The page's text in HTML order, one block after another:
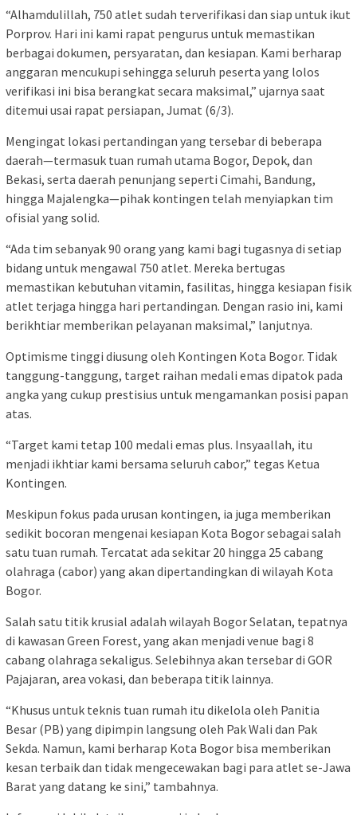
“Alhamdulillah, 750 atlet sudah terverifikasi dan siap untuk ikut
Porprov. Hari ini kami rapat pengurus untuk memastikan
berbagai dokumen, persyaratan, dan kesiapan. Kami berharap
anggaran mencukupi sehingga seluruh peserta yang lolos
verifikasi ini bisa berangkat secara maksimal,” ujarnya saat
ditemui usai rapat persiapan, Jumat (6/3).
Mengingat lokasi pertandingan yang tersebar di beberapa
daerah—termasuk tuan rumah utama Bogor, Depok, dan
Bekasi, serta daerah penunjang seperti Cimahi, Bandung,
hingga Majalengka—pihak kontingen telah menyiapkan tim
ofisial yang solid.
“Ada tim sebanyak 90 orang yang kami bagi tugasnya di setiap
bidang untuk mengawal 750 atlet. Mereka bertugas
memastikan kebutuhan vitamin, fasilitas, hingga kesiapan fisik
atlet terjaga hingga hari pertandingan. Dengan rasio ini, kami
berikhtiar memberikan pelayanan maksimal,” lanjutnya.
Optimisme tinggi diusung oleh Kontingen Kota Bogor. Tidak
tanggung-tanggung, target raihan medali emas dipatok pada
angka yang cukup prestisius untuk mengamankan posisi papan
atas.
“Target kami tetap 100 medali emas plus. Insyaallah, itu
menjadi ikhtiar kami bersama seluruh cabor,” tegas Ketua
Kontingen.
Meskipun fokus pada urusan kontingen, ia juga memberikan
sedikit bocoran mengenai kesiapan Kota Bogor sebagai salah
satu tuan rumah. Tercatat ada sekitar 20 hingga 25 cabang
olahraga (cabor) yang akan dipertandingkan di wilayah Kota
Bogor.
Salah satu titik krusial adalah wilayah Bogor Selatan, tepatnya
di kawasan Green Forest, yang akan menjadi venue bagi 8
cabang olahraga sekaligus. Selebihnya akan tersebar di GOR
Pajajaran, area vokasi, dan beberapa titik lainnya.
“Khusus untuk teknis tuan rumah itu dikelola oleh Panitia
Besar (PB) yang dipimpin langsung oleh Pak Wali dan Pak
Sekda. Namun, kami berharap Kota Bogor bisa memberikan
kesan terbaik dan tidak mengecewakan bagi para atlet se-Jawa
Barat yang datang ke sini,” tambahnya.